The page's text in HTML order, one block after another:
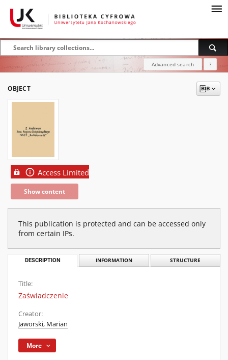
Advanced search ?
OBJECT
Access Limited
Show content
This publication is protected and can be accessed only
from certain IPs.
DESCRIPTION INFORMATION STRUCTURE
Title:
Zaświadczenie
Creator:
Jaworski, Marian
More